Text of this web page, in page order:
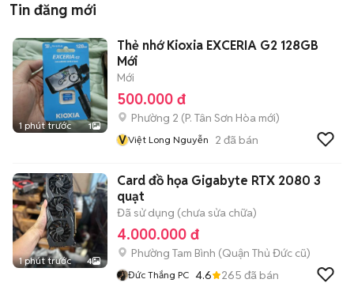
Tin đăng mới
1 phút trước 1
Thẻ nhớ Kioxia EXCERIA G2 128GB
Mới
Mới
500.000 đ
Phường 2 (P. Tân Sơn Hòa mới)
VViệt Long Nguyễn 2 đã bán
1 phút trước 4
Card đồ họa Gigabyte RTX 2080 3
quạt
Đã sử dụng (chưa sửa chữa)
4.000.000 đ
Phường Tam Bình (Quận Thủ Đức cũ)
Đức Thắng PC 4.6 265 đã bán